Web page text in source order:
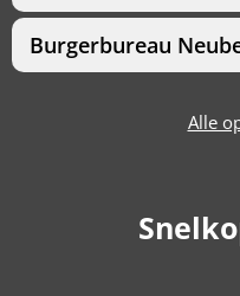
Burgerbureau
Alle